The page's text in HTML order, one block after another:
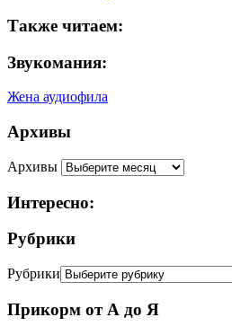
Также читаем:
Звукомания:
Жена аудиофила
Архивы
Архивы
Интересно:
Рубрики
Рубрики
Прикорм от А до Я